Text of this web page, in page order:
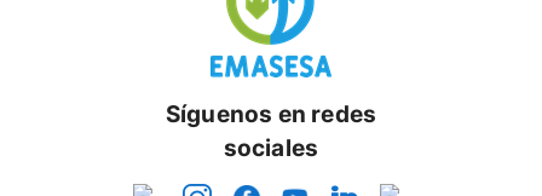
Síguenos en redes
sociales